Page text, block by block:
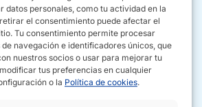
datos personales, como tu actividad en la
el consentimiento puede afectar el
Tu consentimiento permite procesar
navegación e identificadores únicos, que
nuestros socios o usar para mejorar tu
tus preferencias en cualquier
o la Política de cookies.
después de los trabajos. Esta
por su rapidez y efectividad, siendo
situaciones urgentes en Sevilla.